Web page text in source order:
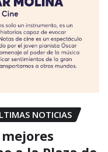
NOTICIAS